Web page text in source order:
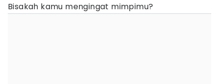
Bisakah kamu mengingat mimpimu?